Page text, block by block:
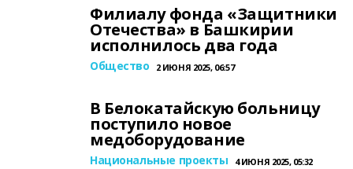
Филиалу фонда «Защитники
Отечества» в Башкирии
исполнилось два года
Общество 2 ИЮНЯ 2025, 06:57
В Белокатайскую больницу
поступило новое
медоборудование
Национальные проекты 4 ИЮНЯ 2025, 05:32